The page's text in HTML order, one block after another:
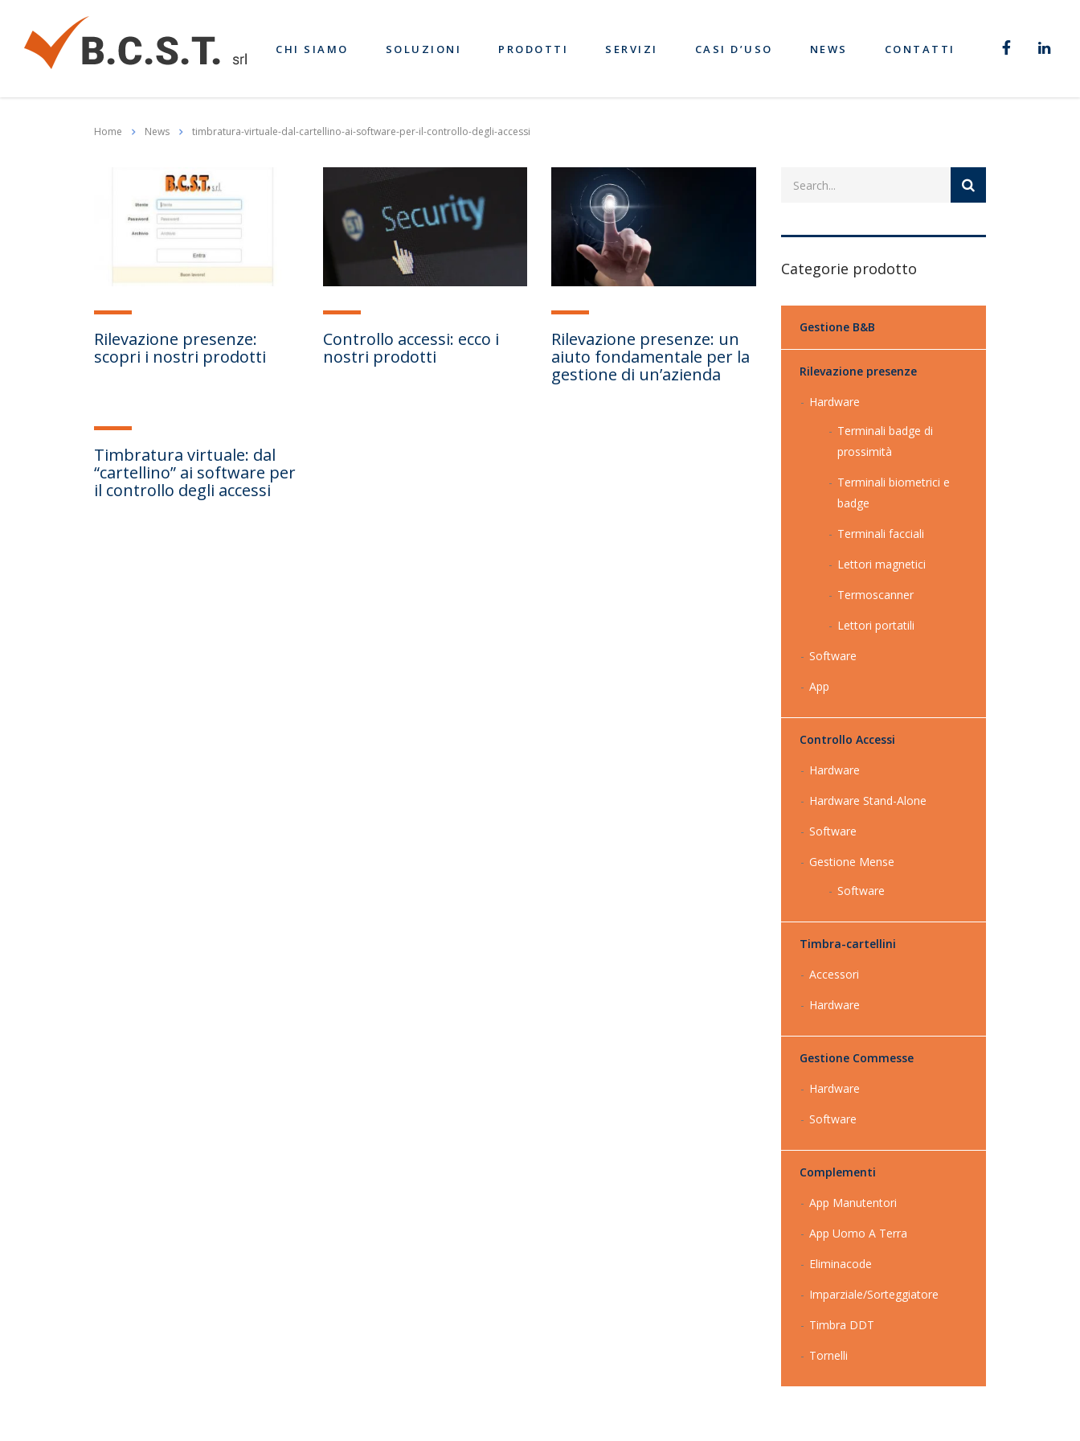
CHI SIAMO SOLUZIONI PRODOTTI SERVIZI CASI D’USO NEWS CONTATTI
Home News timbratura-virtuale-dal-cartellino-ai-software-per-il-controllo-degli-accessi
Rilevazione presenze:
scopri i nostri prodotti
Controllo accessi: ecco i
nostri prodotti
Rilevazione presenze: un
aiuto fondamentale per la
gestione di un’azienda
Timbratura virtuale: dal
“cartellino” ai software per
il controllo degli accessi
Categorie prodotto
Gestione B&B
Rilevazione presenze
Hardware
Terminali badge di
prossimità
Terminali biometrici e
badge
Terminali facciali
Lettori magnetici
Termoscanner
Lettori portatili
Software
App
Controllo Accessi
Hardware
Hardware Stand-Alone
Software
Gestione Mense
Software
Timbra-cartellini
Accessori
Hardware
Gestione Commesse
Hardware
Software
Complementi
App Manutentori
App Uomo A Terra
Eliminacode
Imparziale/Sorteggiatore
Timbra DDT
Tornelli